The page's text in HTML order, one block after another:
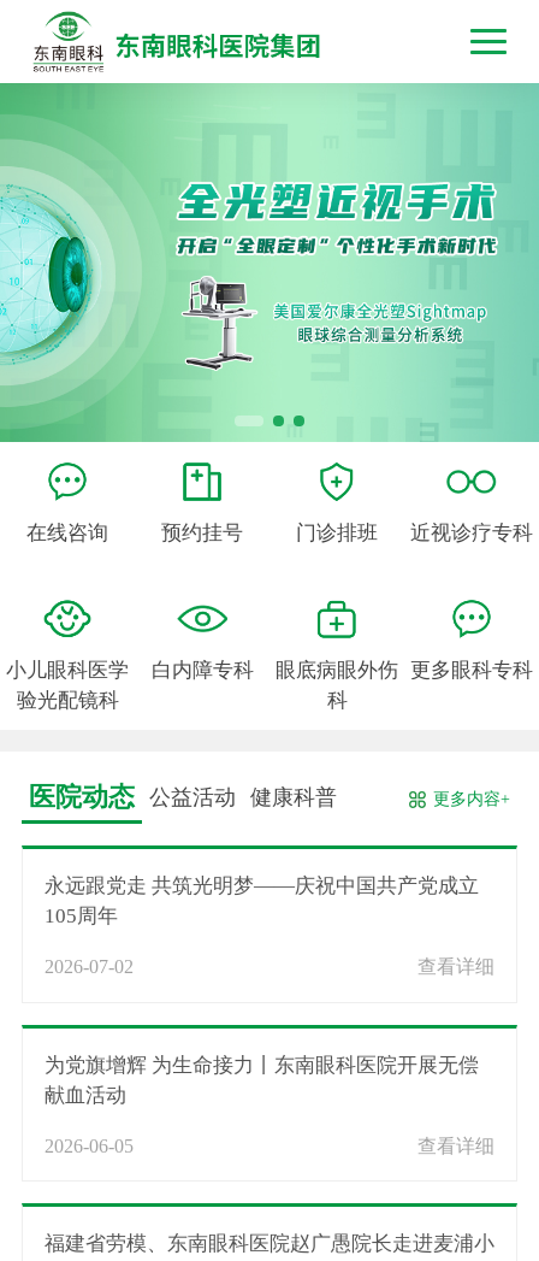
在线咨询 预约挂号 门诊排班 近视诊疗专科
小儿眼科医学
验光配镜科
白内障专科
眼底病眼外伤
科
更多眼科专科
医院动态 公益活动 健康科普 更多内容+
永远跟党走 共筑光明梦——庆祝中国共产党成立
105周年
2026-07-02 查看详细
为党旗增辉 为生命接力丨东南眼科医院开展无偿
献血活动
2026-06-05 查看详细
福建省劳模、东南眼科医院赵广愚院长走进麦浦小